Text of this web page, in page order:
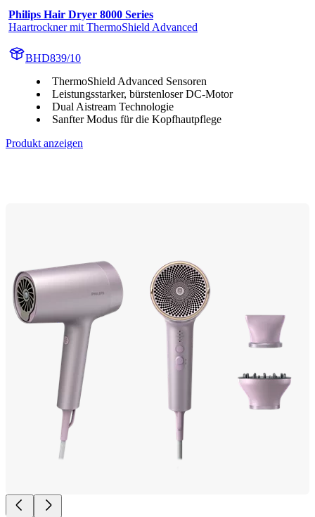
Philips Hair Dryer 8000 Series
Haartrockner mit ThermoShield Advanced
BHD839/10
ThermoShield Advanced Sensoren
Leistungsstarker, bürstenloser DC-Motor
Dual Aistream Technologie
Sanfter Modus für die Kopfhautpflege
Produkt anzeigen